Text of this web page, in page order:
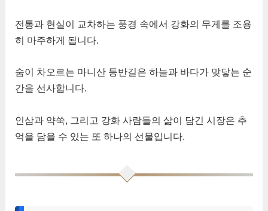
전통과 현실이 교차하는 풍경 속에서 강화의 무게를 조용
히 마주하게 됩니다.
숨이 차오르는 마니산 등반길은 하늘과 바다가 맞닿는 순
간을 선사합니다.
인삼과 약쑥, 그리고 강화 사람들의 삶이 담긴 시장은 추
억을 담을 수 있는 또 하나의 선물입니다.